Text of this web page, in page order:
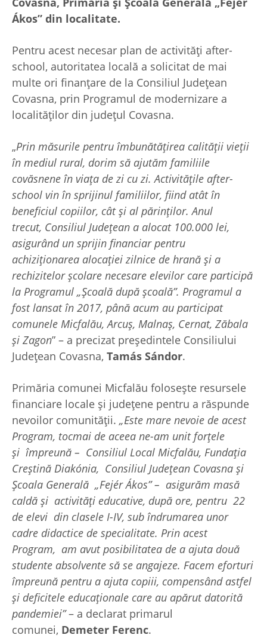
Ákos” din localitate.
Pentru acest necesar plan de activităţi after-
school, autoritatea locală a solicitat de mai
multe ori finanțare de la Consiliul Județean
Covasna, prin Programul de modernizare a
localităților din județul Covasna.
„Prin măsurile pentru îmbunătățirea calității vieții
în mediul rural, dorim să ajutăm familiile
covăsnene în viața de zi cu zi. Activitățile after-
school vin în sprijinul familiilor, fiind atât în
beneficiul copiilor, cât și al părinților. Anul
trecut, Consiliul Județean a alocat 100.000 lei,
asigurând un sprijin financiar pentru
achiziționarea alocației zilnice de hrană și a
rechizitelor școlare necesare elevilor care participă
la Programul „Școală după școală”. Programul a
fost lansat în 2017, până acum au participat
comunele Micfalău, Arcuș, Malnaș, Cernat, Zăbala
și Zagon” – a precizat președintele Consiliului
Județean Covasna, Tamás Sándor.
Primăria comunei Micfalău folosește resursele
financiare locale și județene pentru a răspunde
nevoilor comunității. „Este mare nevoie de acest
Program, tocmai de aceea ne-am unit forțele
şi împreună – Consiliul Local Micfalău, Fundaţia
Creştină Diakónia, Consiliul Județean Covasna și
Școala Generală „Fejér Ákos” – asigurăm masă
caldă și activități educative, după ore, pentru 22
de elevi din clasele I-IV, sub îndrumarea unor
cadre didactice de specialitate. Prin acest
Program, am avut posibilitatea de a ajuta două
studente absolvente să se angajeze. Facem eforturi
împreună pentru a ajuta copiii, compensând astfel
și deficitele educaționale care au apărut datorită
pandemiei”– a declarat primarul
comunei, Demeter Ferenc.